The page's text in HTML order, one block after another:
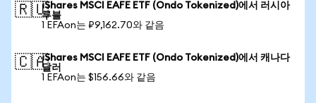
🇷🇺iShares MSCI EAFE ETF (Ondo Tokenized)에서 러시아
루블
1 EFAon는 ₽9,162.70와 같음
🇨🇦iShares MSCI EAFE ETF (Ondo Tokenized)에서 캐나다
달러
1 EFAon는 $156.66와 같음